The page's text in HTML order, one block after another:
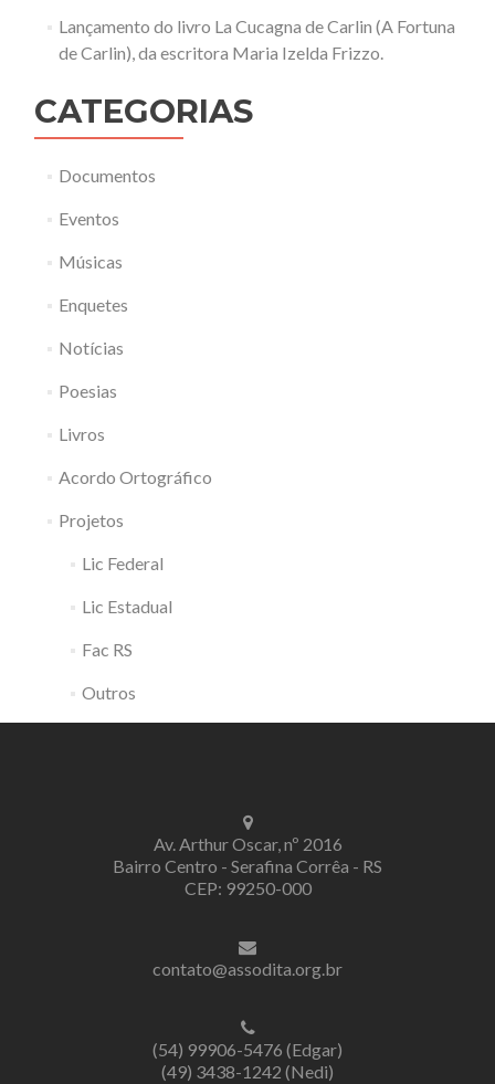
Lançamento do livro La Cucagna de Carlin (A Fortuna
de Carlin), da escritora Maria Izelda Frizzo.
CATEGORIAS
Documentos
Eventos
Músicas
Enquetes
Notícias
Poesias
Livros
Acordo Ortográfico
Projetos
Lic Federal
Lic Estadual
Fac RS
Outros
Av. Arthur Oscar, nº 2016
Bairro Centro - Serafina Corrêa - RS
CEP: 99250-000
contato@assodita.org.br
(54) 99906-5476 (Edgar)
(49) 3438-1242 (Nedi)